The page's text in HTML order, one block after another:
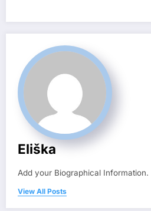
Eliška
Add your Biographical Information.
View All Posts